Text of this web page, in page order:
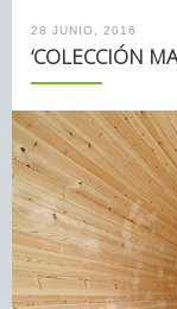
28 JUNIO, 2016
‘COLECCIÓN